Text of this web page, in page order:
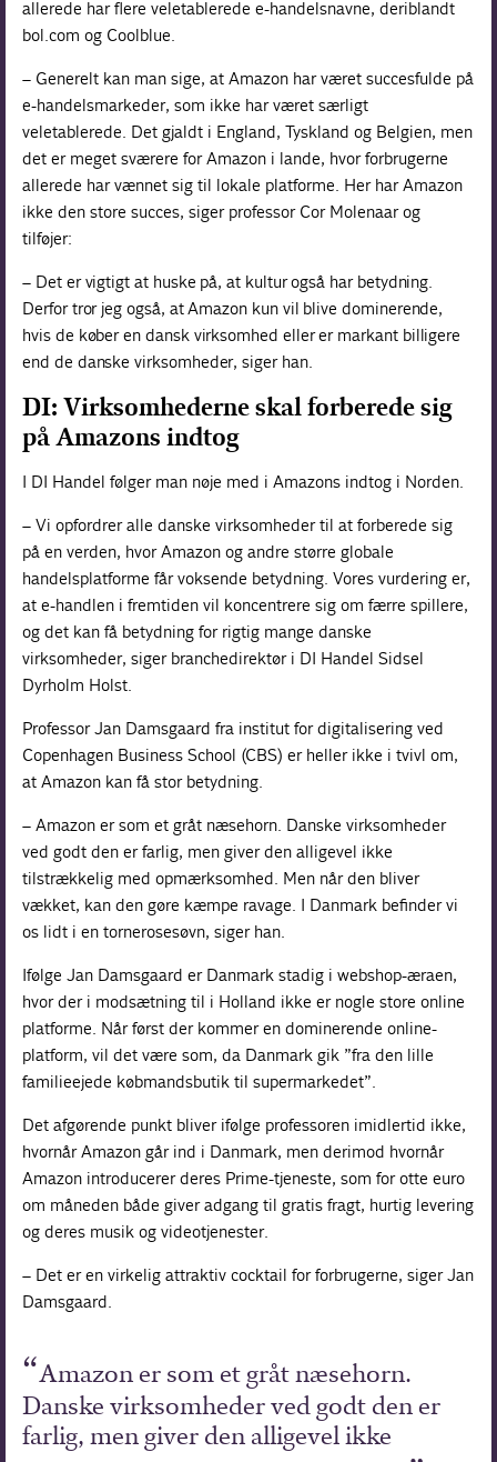
allerede har flere veletablerede e-handelsnavne, deriblandt
bol.com og Coolblue
– Generelt kan man sige, at Amazon har været succesfulde på
e-handelsmarkeder, som ikke har været særligt
veletablerede. Det gjaldt i England, Tyskland og Belgien, men
det er meget sværere for Amazon i lande, hvor forbrugerne
allerede har vænnet sig til lokale platforme. Her har Amazon
ikke den store succes, siger professor Cor Molenaar og
tilføjer:
– Det er vigtigt at huske på, at kultur også har betydning.
Derfor tror jeg også, at Amazon kun vil blive dominerende,
hvis de køber en dansk virksomhed eller er markant billigere
end de danske virksomheder, siger han.
DI: Virksomhederne skal forberede sig
på Amazons indtog
I DI Handel følger man nøje med i Amazons indtog i Norden.
– Vi opfordrer alle danske virksomheder til at forberede sig
på en verden, hvor Amazon og andre større globale
handelsplatforme får voksende betydning. Vores vurdering er,
at e-handlen i fremtiden vil koncentrere sig om færre spillere,
og det kan få betydning for rigtig mange danske
virksomheder, siger branchedirektør i DI Handel Sidsel
Dyrholm Holst.
Professor Jan Damsgaard fra institut for digitalisering ved
Copenhagen Business School (CBS) er heller ikke i tvivl om,
at Amazon kan få stor betydning.
– Amazon er som et gråt næsehorn. Danske virksomheder
ved godt den er farlig, men giver den alligevel ikke
tilstrækkelig med opmærksomhed. Men når den bliver
vækket, kan den gøre kæmpe ravage. I Danmark befinder vi
os lidt i en tornerosesøvn, siger han.
Ifølge Jan Damsgaard er Danmark stadig i webshop-æraen,
hvor der i modsætning til i Holland ikke er nogle store online
platforme. Når først der kommer en dominerende online-
platform, vil det være som, da Danmark gik ”fra den lille
familieejede købmandsbutik til supermarkedet”.
Det afgørende punkt bliver ifølge professoren imidlertid ikke,
hvornår Amazon går ind i Danmark, men derimod hvornår
Amazon introducerer deres Prime-tjeneste, som for otte euro
om måneden både giver adgang til gratis fragt, hurtig levering
og deres musik og videotjenester.
– Det er en virkelig attraktiv cocktail for forbrugerne, siger Jan
Damsgaard.
Amazon er som et gråt næsehorn.
Danske virksomheder ved godt den er
farlig, men giver den alligevel ikke